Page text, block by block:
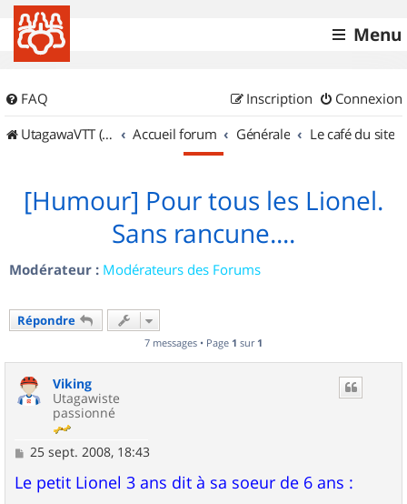
Menu
FAQ Connexion
Inscription
UtagawaVTT (Randos VTT et VTTAE avec traces GPS)
Accueil forum Générale Le café du site
[Humour] Pour tous les Lionel.
Sans rancune....
Modérateur : Modérateurs des Forums
Répondre
7 messages • Page 1 sur 1
Viking
Utagawiste
passionné
M
s
s
25 sept. 2008, 18:43
Le petit Lionel 3 ans dit à sa soeur de 6 ans :